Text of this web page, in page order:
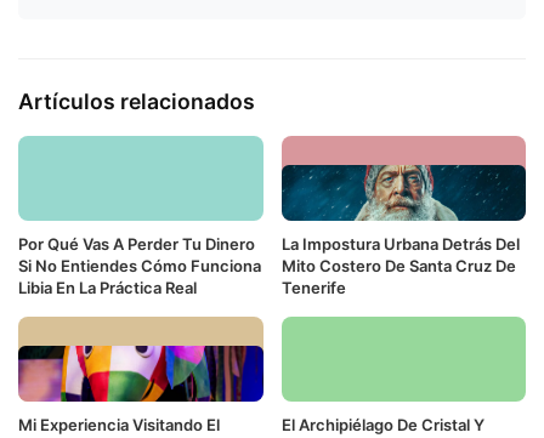
Artículos relacionados
Por Qué Vas A Perder Tu Dinero
Si No Entiendes Cómo Funciona
Libia En La Práctica Real
La Impostura Urbana Detrás Del
Mito Costero De Santa Cruz De
Tenerife
Mi Experiencia Visitando El
El Archipiélago De Cristal Y